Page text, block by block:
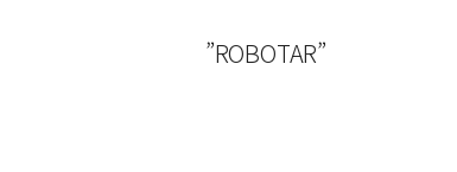
”ROBOTAR”